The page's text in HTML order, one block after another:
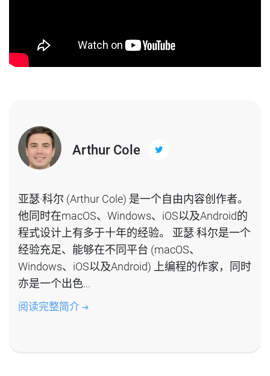
Arthur Cole
亚瑟·科尔 (Arthur Cole) 是一个自由内容创作者。
他同时在macOS、Windows、iOS以及Android的
程式设计上有多于十年的经验。 亚瑟·科尔是一个
经验充足、能够在不同平台 (macOS、
Windows、iOS以及Android) 上编程的作家，同时
亦是一个出色...
阅读完整简介